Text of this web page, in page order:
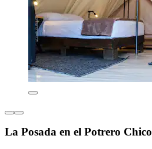
La Posada en el Potrero Chico